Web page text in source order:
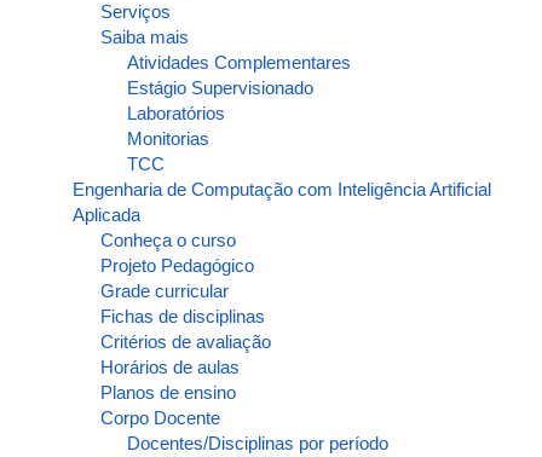
Serviços
Saiba mais
Atividades Complementares
Estágio Supervisionado
Laboratórios
Monitorias
TCC
Engenharia de Computação com Inteligência Artificial
Aplicada
Conheça o curso
Projeto Pedagógico
Grade curricular
Fichas de disciplinas
Critérios de avaliação
Horários de aulas
Planos de ensino
Corpo Docente
Docentes/Disciplinas por período